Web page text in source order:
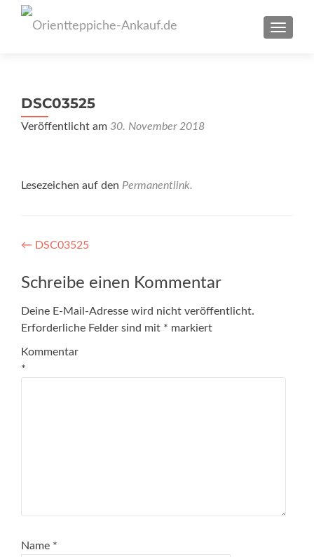
DSC03525
Veröffentlicht am 30. November 2018
Lesezeichen auf den Permanentlink.
Artikel-
Navigation
← DSC03525
Schreibe einen Kommentar
Deine E-Mail-Adresse wird nicht veröffentlicht.
Erforderliche Felder sind mit * markiert
Kommentar
*
Name *